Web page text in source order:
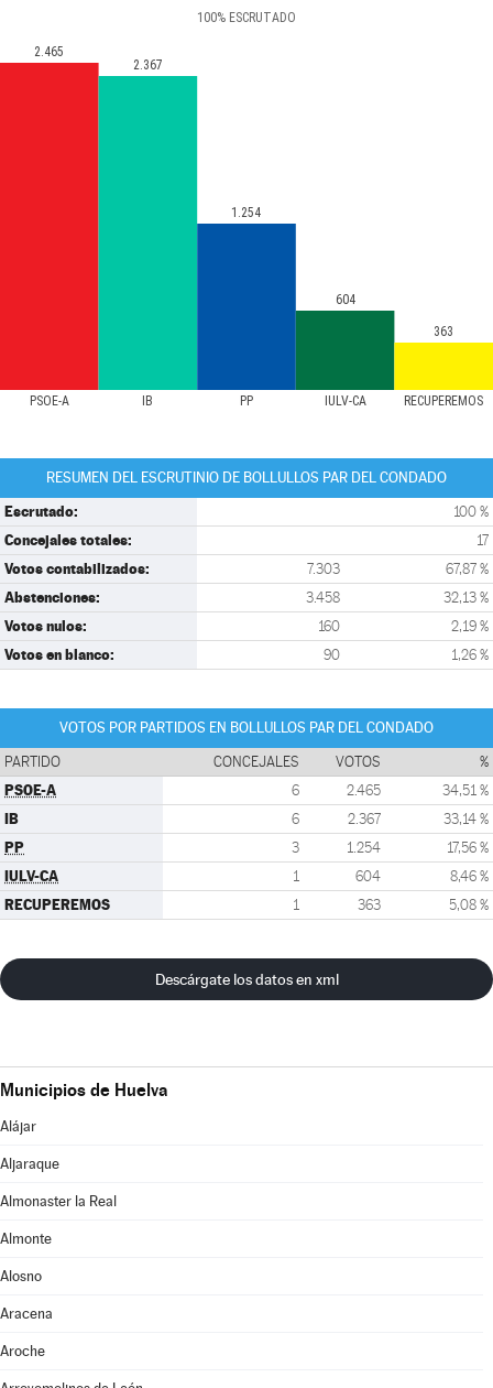
100% ESCRUTADO
PSOE-A IB PP IULV-CA RECUPEREMOS
2.465
2.367
1.254
604
363
RESUMEN DEL ESCRUTINIO DE BOLLULLOS PAR DEL CONDADO
Escrutado: 100 %
Concejales totales: 17
Votos contabilizados: 7.303 67,87 %
Abstenciones: 3.458 32,13 %
Votos nulos: 160 2,19 %
Votos en blanco: 90 1,26 %
VOTOS POR PARTIDOS EN BOLLULLOS PAR DEL CONDADO
PARTIDO CONCEJALES VOTOS %
PSOE-A 6 2.465 34,51 %
IB 6 2.367 33,14 %
PP 3 1.254 17,56 %
IULV-CA 1 604 8,46 %
RECUPEREMOS 1 363 5,08 %
Descárgate los datos en xml
Municipios de Huelva
Alájar
Aljaraque
Almonaster la Real
Almonte
Alosno
Aracena
Aroche